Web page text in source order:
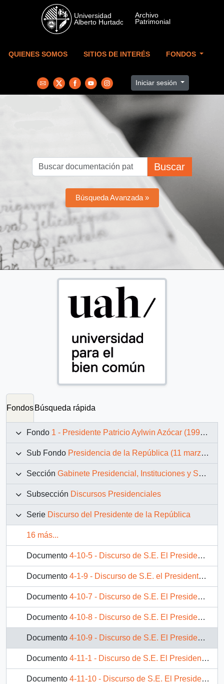
Skip to main content
QUIENES SOMOS SITIOS DE INTERÉS FONDOS
Iniciar sesión
Buscar
Búsqueda Avanzada »
Fondos Búsqueda rápida
Fondo 1 - Presidente Patricio Aylwin Azócar (1990-1994)
Sub Fondo Presidencia de la República (11 marzo 1990 – 11 marzo 1994)
Sección Gabinete Presidencial, Instituciones y Servicios
Subsección Discursos Presidenciales
Serie Discurso del Presidente de la República
16 más...
Documento 4-10-5 - Discurso de S.E. El Presidente de la República, D. Patricio Aylwin Azocar, en inauguración del agua potable rural de "Lo Figueroa", en estación experimental "ESSAM"
Documento 4-1-9 - Discurso de S.E. el Presidente de la República D. Patricio Aylwin Azocar, en el acto de conmemoración del quinto centenario.
Documento 4-10-7 - Discurso de S.E. El Presidente de la República, D. Patricio Aylwin Azocar, en inauguración de internado del Liceo Polivalente de San Clemente
Documento 4-10-8 - Discurso de S.E. El Presidente de la República, D. Patricio Aylwin Azocar, en inauguración del camino Camarico-Cumpeo
Documento 4-10-9 - Discurso de S.E. El Presidente de la República, D. Patricio Aylwin Azocar, en encuentro con la comunidad de Molina, y firma del Convenio INDAP Banco del Estado
Documento 4-11-1 - Discurso de S.E. El Presidente de la República, D. Patricio Aylwin Azocar, en ceremonia de presentación del proyecto: "Valdivia, Ciudad Saludable"
Documento 4-11-10 - Discurso de S.E. El Presidente de la República, D. Patricio Aylwin Azocar, en inauguración de Escuela de Formación Profesional de Oficios "Cristo Vive"